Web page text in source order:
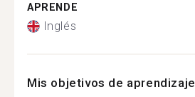
APRENDE
Inglés
Mis objetivos de aprendizaje